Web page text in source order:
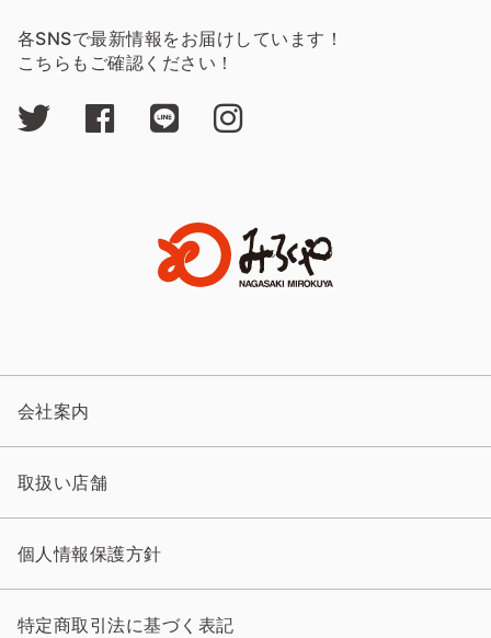
各SNSで最新情報をお届けしています！
こちらもご確認ください！
会社案内
取扱い店舗
個人情報保護方針
特定商取引法に基づく表記